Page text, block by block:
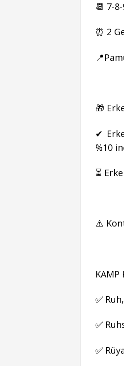
📆 7-
⏰ 2
🎁
✔
%10
⏳
⚠️
KAMP
✅
✅
✅